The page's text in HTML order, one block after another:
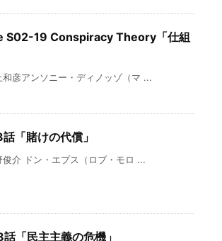
S02-19 Conspiracy Theory「仕組
彦アンソニー・ディノッゾ（マ ...
「賭けの代償」
介 ドン・エプス（ロブ・モロ ...
「民主主義の危機」